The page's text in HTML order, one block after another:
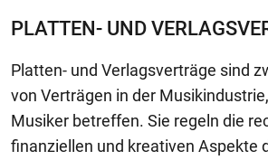
PLATTEN- UND
Platten- und Verlagsverträge sind
von Verträgen in der
Musiker betreffen. Sie regeln die
finanziellen und kreativen Aspekte